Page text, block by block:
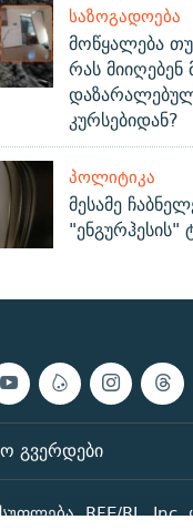
ᲡᲐᲖᲝᲒᲐᲓᲝᲔᲑᲐ
მოწყალება
რას მიიღებენ
კურსებიდან?
ᲞᲝᲚᲘᲢᲘᲙᲐ
მესამე
"ენგურჰესის"
ᲒᲕᲔᲠᲓᲔᲑᲘ
RFE/RL,